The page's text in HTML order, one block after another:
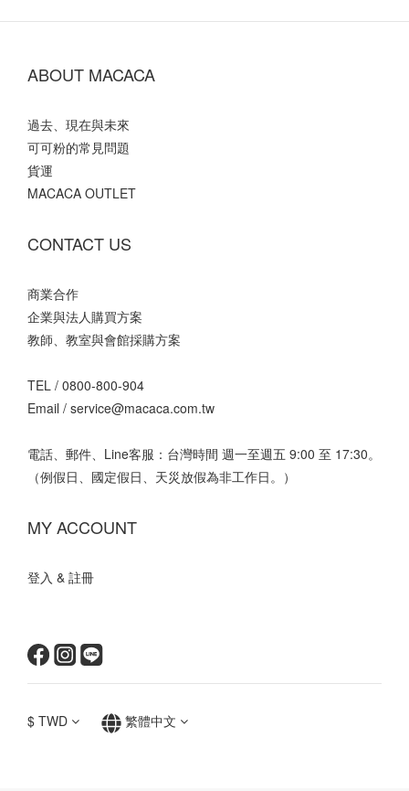
ABOUT MACACA
過去、現在與未來
可可粉的常見問題
貨運
MACACA OUTLET
CONTACT US
商業合作
企業與法人購買方案
教師、教室與會館採購方案
TEL / 0800-800-904
Email / service@macaca.com.tw
電話、郵件、Line客服：台灣時間 週一至週五 9:00 至 17:30。
（例假日、國定假日、天災放假為非工作日。）
MY ACCOUNT
登入 & 註冊
$ TWD 繁體中文